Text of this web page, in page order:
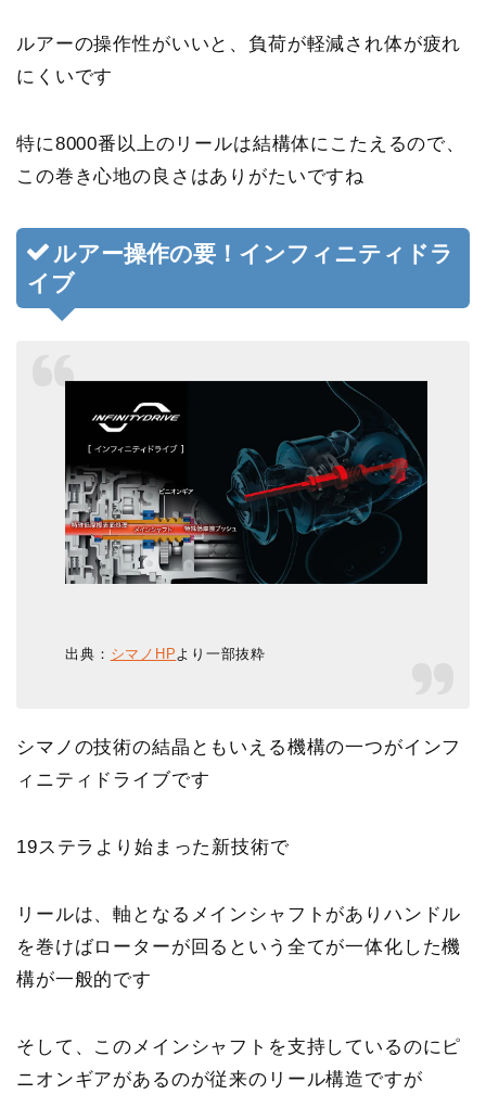
ルアーの操作性がいいと、負荷が軽減され体が疲れ
にくいです
特に8000番以上のリールは結構体にこたえるので、
この巻き心地の良さはありがたいですね
ルアー操作の要！インフィニティドラ
イブ
出典： シマノHPより一部抜粋
シマノの技術の結晶ともいえる機構の一つがインフ
ィニティドライブです
19ステラより始まった新技術で
リールは、軸となるメインシャフトがありハンドル
を巻けばローターが回るという全てが一体化した機
構が一般的です
そして、このメインシャフトを支持しているのにピ
ニオンギアがあるのが従来のリール構造ですが